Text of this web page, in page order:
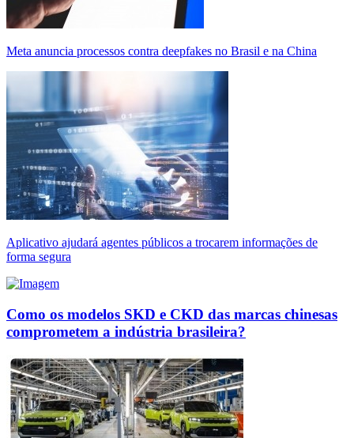
Meta anuncia processos contra deepfakes no Brasil e na China
Aplicativo ajudará agentes públicos a trocarem informações de
forma segura
Como os modelos SKD e CKD das marcas chinesas
comprometem a indústria brasileira?